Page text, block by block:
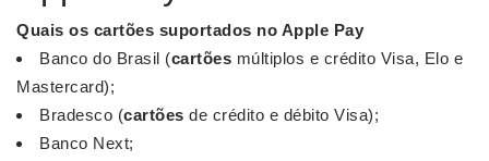
Quais os cartões suportados no Apple Pay
Banco do Brasil (cartões múltiplos e crédito Visa, Elo e
Mastercard);
Bradesco (cartões de crédito e débito Visa);
Banco Next;